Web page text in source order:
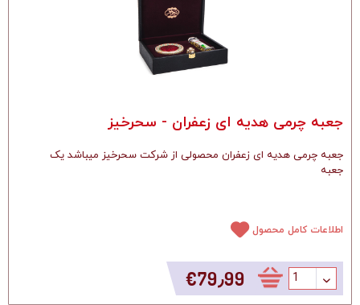
جعبه چرمی هدیه ای زعفران - سحرخیز
جعبه چرمی هدیه ای زعفران محصولی از شرکت سحرخیز میباشد یک
جعبه
اطلاعات کامل محصول
‎€79٫99